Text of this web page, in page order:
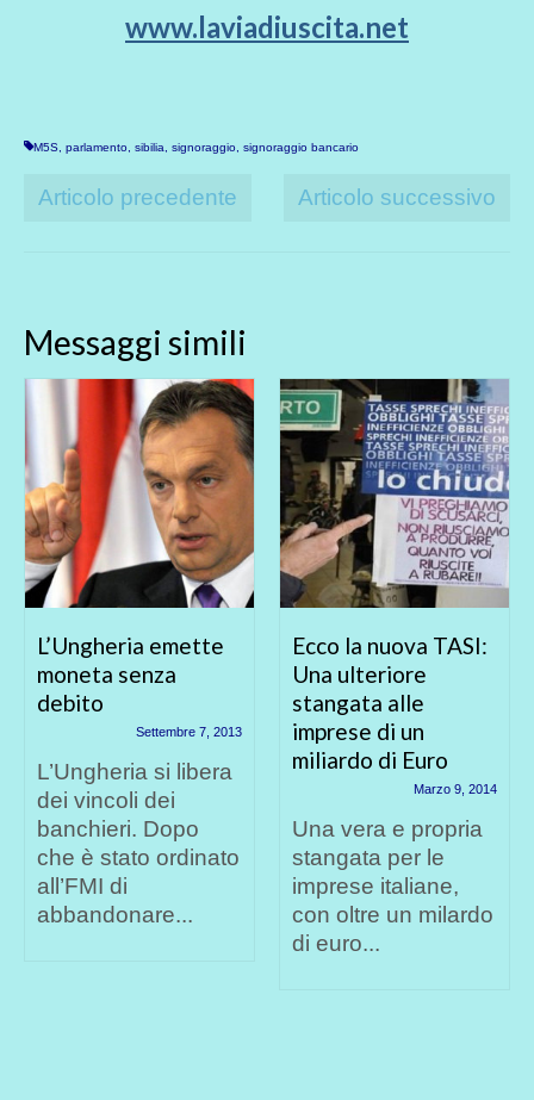
www.laviadiuscita.net
M5S, parlamento, sibilia, signoraggio, signoraggio bancario
Articolo precedente Articolo successivo
Messaggi simili
L’Ungheria emette
moneta senza
debito
Settembre 7, 2013
L’Ungheria si libera
dei vincoli dei
banchieri. Dopo
che è stato ordinato
all’FMI di
abbandonare...
Ecco la nuova TASI:
Una ulteriore
stangata alle
imprese di un
miliardo di Euro
Marzo 9, 2014
Una vera e propria
stangata per le
imprese italiane,
con oltre un milardo
di euro...